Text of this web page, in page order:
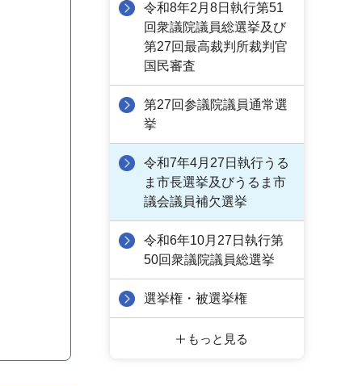
令和8年2月8日執行第51
回衆議院議員総選挙及び
第27回最高裁判所裁判官
国民審査
第27回参議院議員通常選
挙
令和7年4月27日執行うる
ま市長選挙及びうるま市
議会議員補欠選挙
令和6年10月27日執行第
50回衆議院議員総選挙
選挙権・被選挙権
もっと見る